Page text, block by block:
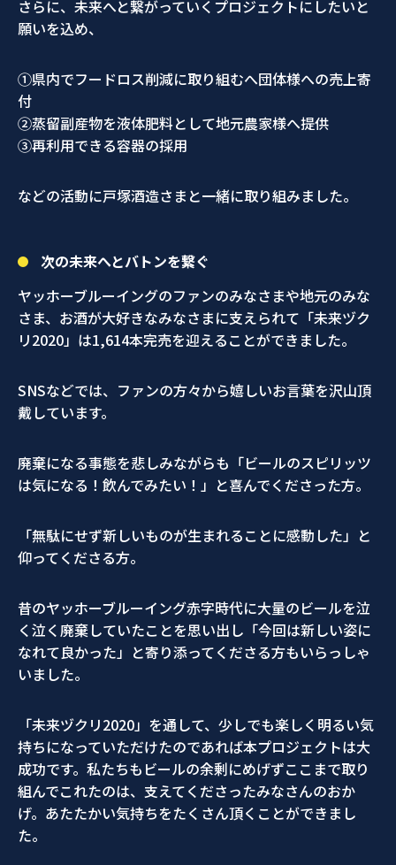
さらに、未来へと繋がっていくプロジェクトにしたいと
願いを込め、
①県内でフードロス削減に取り組むへ団体様への売上寄
付
②蒸留副産物を液体肥料として地元農家様へ提供
③再利用できる容器の採用
などの活動に戸塚酒造さまと一緒に取り組みました。
次の未来へとバトンを繋ぐ
ヤッホーブルーイングのファンのみなさまや地元のみな
さま、お酒が大好きなみなさまに支えられて「未来ヅク
リ2020」は1,614本完売を迎えることができました。
SNSなどでは、ファンの方々から嬉しいお言葉を沢山頂
戴しています。
廃棄になる事態を悲しみながらも「ビールのスピリッツ
は気になる！飲んでみたい！」と喜んでくださった方。
「無駄にせず新しいものが生まれることに感動した」と
仰ってくださる方。
昔のヤッホーブルーイング赤字時代に大量のビールを泣
く泣く廃棄していたことを思い出し「今回は新しい姿に
なれて良かった」と寄り添ってくださる方もいらっしゃ
いました。
「未来ヅクリ2020」を通して、少しでも楽しく明るい気
持ちになっていただけたのであれば本プロジェクトは大
成功です。私たちもビールの余剰にめげずここまで取り
組んでこれたのは、支えてくださったみなさんのおか
げ。あたたかい気持ちをたくさん頂くことができまし
た。